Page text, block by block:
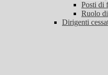
Posti di
Ruolo
Dirigenti